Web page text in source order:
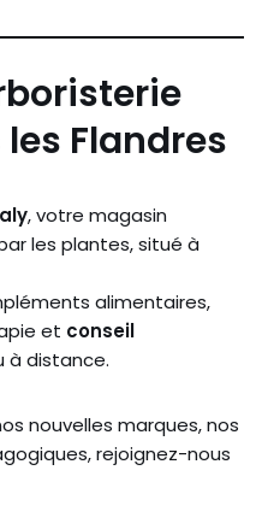
Flandres
, votre magasin
les plantes, situé à
alimentaires,
et conseil
à distance.
nouvelles marques, nos
rejoignez-nous